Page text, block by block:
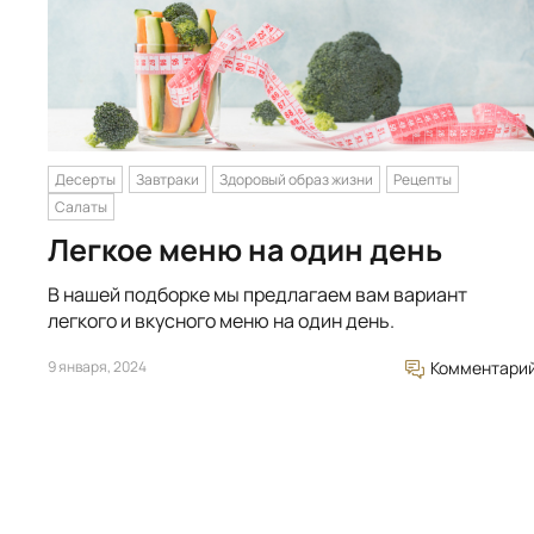
Десерты Завтраки Здоровый образ жизни
Рецепты
Салаты
Легкое меню на один день
В нашей подборке мы предлагаем вам вариант
легкого и вкусного меню на один день.
9 января, 2024